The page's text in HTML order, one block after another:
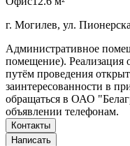
г. Могилев, ул.
Административное
помещение). Реализация
путём проведения
заинтересованности в
обращаться в ОАО
объявлении телефонам.
Контакты
Написать